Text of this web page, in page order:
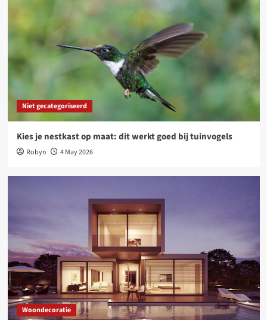
2
Kies je nestkast op maat: dit werkt goed bij
tuinvogels
Woondecoratie
Tijdloos design, voelbaar comfort: wonen met
Deceuninck aluminium ramen en deuren
Waarom een tuinposter dé slimste upgrade is
voor jouw tuin
Online platforms: kansen en uitdagingen voor
freelancers
Niet gecategoriseerd
Kies je nestkast op maat: dit werkt goed bij tuinvogels
Robyn 4 May 2026
Woondecoratie